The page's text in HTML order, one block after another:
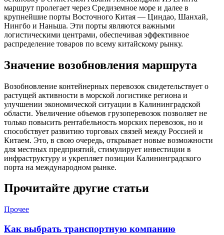
маршрут пролегает через Средиземное море и далее в
крупнейшие порты Восточного Китая — Циндао, Шанхай,
Нингбо и Наньша. Эти порты являются важными
логистическими центрами, обеспечивая эффективное
распределение товаров по всему китайскому рынку.
Значение возобновления маршрута
Возобновление контейнерных перевозок свидетельствует о
растущей активности в морской логистике региона и
улучшении экономической ситуации в Калининградской
области. Увеличение объемов грузоперевозок позволяет не
только повысить рентабельность морских перевозок, но и
способствует развитию торговых связей между Россией и
Китаем. Это, в свою очередь, открывает новые возможности
для местных предприятий, стимулирует инвестиции в
инфраструктуру и укрепляет позиции Калининградского
порта на международном рынке.
Прочитайте другие статьи
Прочее
Как выбрать транспортную компанию